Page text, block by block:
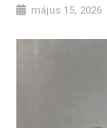
május 15, 2026